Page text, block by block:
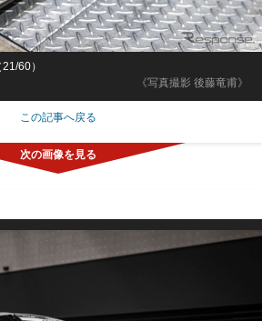
《写真撮影 後藤竜甫》
60）
この記事へ戻る